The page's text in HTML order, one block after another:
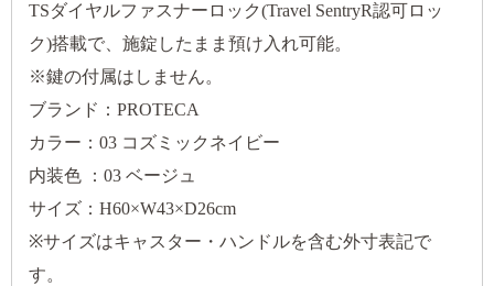
TSダイヤルファスナーロック(Travel SentryR認可ロッ
ク)搭載で、施錠したまま預け入れ可能。
※鍵の付属はしません。
ブランド：PROTECA
カラー：03 コズミックネイビー
内装色 ：03 ベージュ
サイズ：H60×W43×D26cm
※サイズはキャスター・ハンドルを含む外寸表記で
す。